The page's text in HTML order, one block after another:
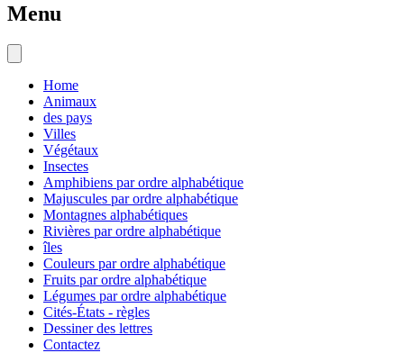
Menu
Home
Animaux
des pays
Villes
Végétaux
Insectes
Amphibiens par ordre alphabétique
Majuscules par ordre alphabétique
Montagnes alphabétiques
Rivières par ordre alphabétique
îles
Couleurs par ordre alphabétique
Fruits par ordre alphabétique
Légumes par ordre alphabétique
Cités-États - règles
Dessiner des lettres
Contactez